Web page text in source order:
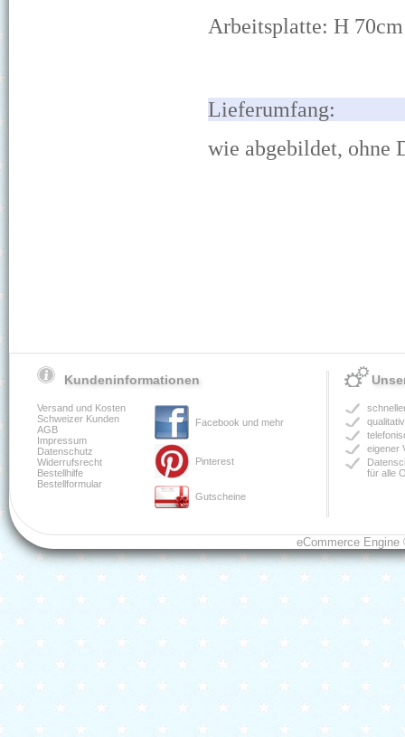
Arbeitsplatte: H 70cm
wie abgebildet, ohne
Kundeninformationen
Versand und Kosten
Schweizer Kunden
AGB
Impressum
Datenschutz
Widerrufsrecht
Bestellhilfe
Bestellformular
Facebook und mehr
Pinterest
Gutscheine
eigener
für alle
eCommerce